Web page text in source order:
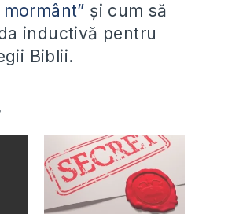
și cum să
inductivă pentru
Biblii.